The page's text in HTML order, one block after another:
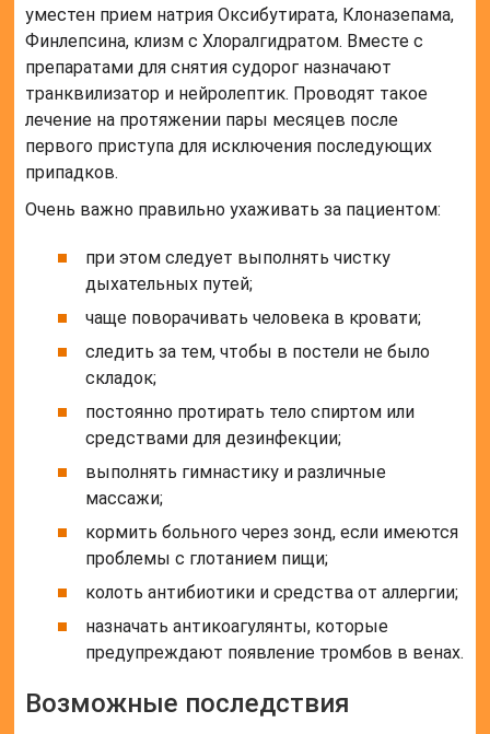
уместен прием натрия Оксибутирата, Клоназепама,
Финлепсина, клизм с Хлоралгидратом. Вместе с
препаратами для снятия судорог назначают
транквилизатор и нейролептик. Проводят такое
лечение на протяжении пары месяцев после
первого приступа для исключения последующих
припадков.
Очень важно правильно ухаживать за пациентом:
при этом следует выполнять чистку
дыхательных путей;
чаще поворачивать человека в кровати;
следить за тем, чтобы в постели не было
складок;
постоянно протирать тело спиртом или
средствами для дезинфекции;
выполнять гимнастику и различные
массажи;
кормить больного через зонд, если имеются
проблемы с глотанием пищи;
колоть антибиотики и средства от аллергии;
назначать антикоагулянты, которые
предупреждают появление тромбов в венах.
Возможные последствия